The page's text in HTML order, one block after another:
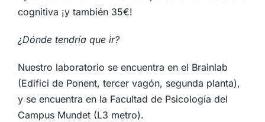
cognitiva ¡y también 35€!
¿Dónde tendría que ir?
Nuestro laboratorio se encuentra en el Brainlab
(Edifici de Ponent, tercer vagón, segunda planta),
y se encuentra en la Facultad de Psicología del
Campus Mundet (L3 metro).